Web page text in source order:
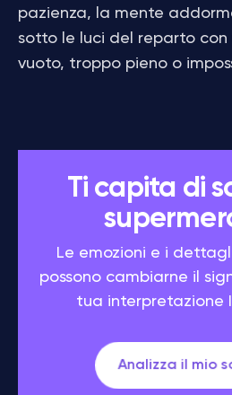
pazienza, la mente
sotto le luci del reparto
vuoto, troppo pieno o
Ti capita di
Le emozioni e i
possono cambiarne il
tua interpretazione
Analizza il mio